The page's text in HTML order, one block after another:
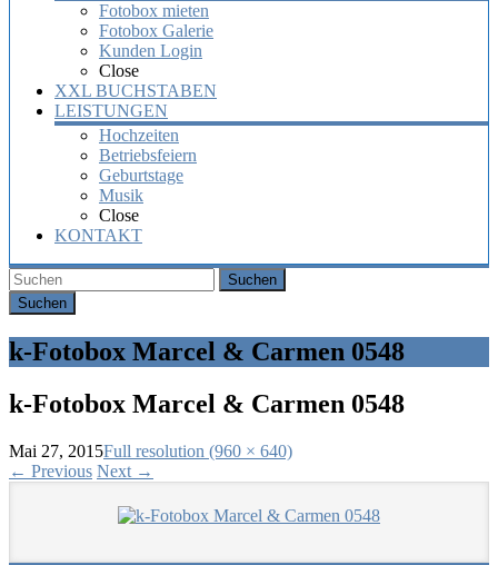
Fotobox mieten
Fotobox Galerie
Kunden Login
Close
XXL BUCHSTABEN
LEISTUNGEN
Hochzeiten
Betriebsfeiern
Geburtstage
Musik
Close
KONTAKT
Suchen
k-Fotobox Marcel & Carmen 0548
k-Fotobox Marcel & Carmen 0548
Mai 27, 2015Full resolution (960 × 640)
← Previous Next →